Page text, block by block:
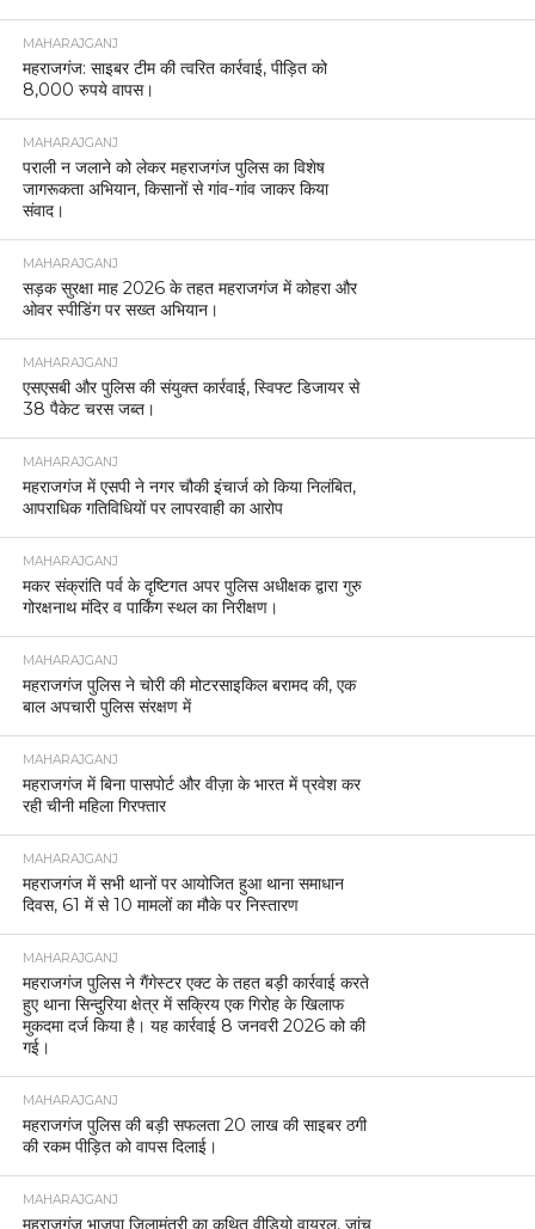
MAHARAJGANJ
महराजगंज: साइबर टीम की त्वरित कार्रवाई, पीड़ित को
8,000 रुपये वापस।
MAHARAJGANJ
पराली न जलाने को लेकर महराजगंज पुलिस का विशेष
जागरूकता अभियान, किसानों से गांव-गांव जाकर किया
संवाद।
MAHARAJGANJ
सड़क सुरक्षा माह 2026 के तहत महराजगंज में कोहरा और
ओवर स्पीडिंग पर सख्त अभियान।
MAHARAJGANJ
एसएसबी और पुलिस की संयुक्त कार्रवाई, स्विफ्ट डिजायर से
38 पैकेट चरस जब्त।
MAHARAJGANJ
महराजगंज में एसपी ने नगर चौकी इंचार्ज को किया निलंबित,
आपराधिक गतिविधियों पर लापरवाही का आरोप
MAHARAJGANJ
मकर संक्रांति पर्व के दृष्टिगत अपर पुलिस अधीक्षक द्वारा गुरु
गोरक्षनाथ मंदिर व पार्किंग स्थल का निरीक्षण।
MAHARAJGANJ
महराजगंज पुलिस ने चोरी की मोटरसाइकिल बरामद की, एक
बाल अपचारी पुलिस संरक्षण में
MAHARAJGANJ
महराजगंज में बिना पासपोर्ट और वीज़ा के भारत में प्रवेश कर
रही चीनी महिला गिरफ्तार
MAHARAJGANJ
महराजगंज में सभी थानों पर आयोजित हुआ थाना समाधान
दिवस, 61 में से 10 मामलों का मौके पर निस्तारण
MAHARAJGANJ
महराजगंज पुलिस ने गैंगेस्टर एक्ट के तहत बड़ी कार्रवाई करते
हुए थाना सिन्दुरिया क्षेत्र में सक्रिय एक गिरोह के खिलाफ
मुकदमा दर्ज किया है। यह कार्रवाई 8 जनवरी 2026 को की
गई।
MAHARAJGANJ
महराजगंज पुलिस की बड़ी सफलता 20 लाख की साइबर ठगी
की रकम पीड़ित को वापस दिलाई।
MAHARAJGANJ
महराजगंज भाजपा जिलामंत्री का कथित वीडियो वायरल, जांच